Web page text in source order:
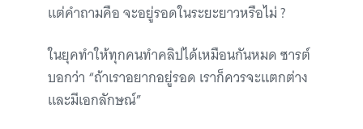
แต่คำถามคือ จะอยู่รอดในระยะยาวหรือไม่ ?
ในยุคทำให้ทุกคนทำคลิปได้เหมือนกันหมด ซารต์
บอกว่า “ถ้าเราอยากอยู่รอด เราก็ควรจะแตกต่าง
และมีเอกลักษณ์”